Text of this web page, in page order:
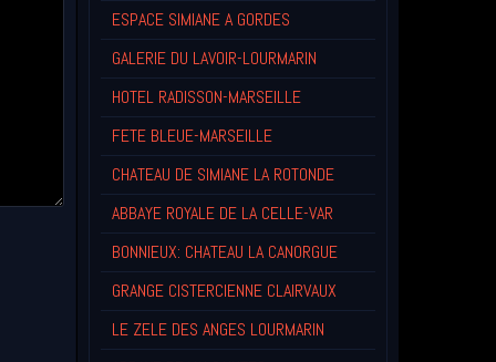
ESPACE SIMIANE A GORDES
GALERIE DU LAVOIR-LOURMARIN
HOTEL RADISSON-MARSEILLE
FETE BLEUE-MARSEILLE
CHATEAU DE SIMIANE LA ROTONDE
ABBAYE ROYALE DE LA CELLE-VAR
BONNIEUX: CHATEAU LA CANORGUE
GRANGE CISTERCIENNE CLAIRVAUX
LE ZELE DES ANGES LOURMARIN